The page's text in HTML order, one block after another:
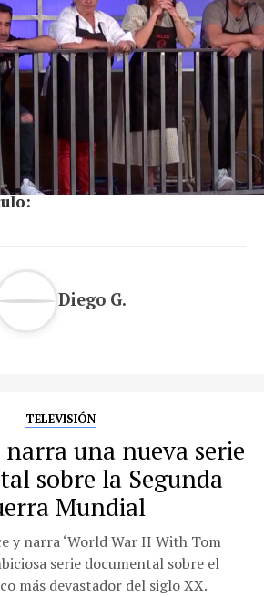
Diego G.
TELEVISIÓN
una nueva serie
sobre la Segunda
Mundial
y narra ‘World War II With Tom
serie documental sobre el
más devastador del siglo XX.